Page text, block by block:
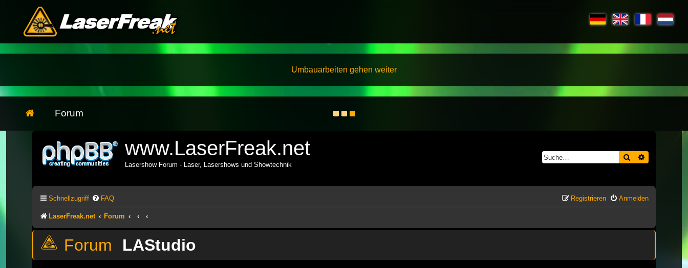
Umbauarbeiten gehen weiter
Forum
www.LaserFreak.net
Lasershow Forum - Laser, Lasershows und Showtechnik
Suche
Schnellzugriff FAQ Anmelden
Registrieren
LaserFreak.net Forum
LAStudio